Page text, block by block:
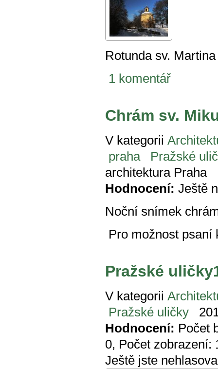
Rotunda sv.
1 komentář
Chrám sv.
V kategorii
praha
Pražské
architektura Praha
Hodnocení: Ještě
Noční snímek
Pro možnost
Pražské
V kategorii
Pražské uličky
Hodnocení: Počet
0, Počet zobrazení:
Ještě jste